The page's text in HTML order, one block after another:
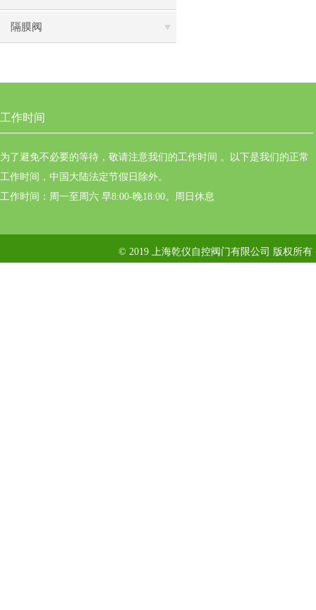
隔膜阀
工作时间
为了避免不必要的等待，敬请注意我们的工作时间 。以下是我们的正常
工作时间，中国大陆法定节假日除外。
工作时间：周一至周六 早8:00-晚18:00。周日休息
© 2019 上海乾仪自控阀门有限公司 版权所有